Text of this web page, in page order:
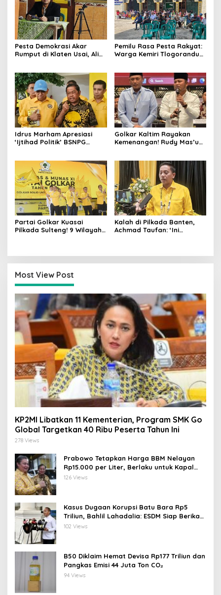
Pesta Demokrasi Akar
Rumput di Klaten Usai, Alim
Pemilu Rasa Pesta Rakyat:
Warga Kemiri Tlogorandu
Prize Menarik!
Idrus Marham Apresiasi
‘Ijtihad Politik’ BSNPG
Utama di Pemilu!
Golkar Kaltim Rayakan
Kemenangan! Rudy Mas’ud-
Partai Golkar Kuasai
Pilkada Sulteng! 9 Wilayah
Kalah di Pilkada Banten,
Achmad Taufan: ‘Ini
Most View Post
KP2MI Libatkan 11 Kementerian, Program SMK Go
Global Targetkan 40 Ribu Peserta Tahun Ini
278 Views
Prabowo Tetapkan Harga BBM Nelayan
Rp15.000 per Liter, Berlaku untuk Kapal
30-200 GT
126 Views
Kasus Dugaan Korupsi Batu Bara Rp5
Triliun, Bahlil Lahadalia: ESDM Siap Berikan
Data
102 Views
B50 Diklaim Hemat Devisa Rp177 Triliun dan
Pangkas Emisi 44 Juta Ton CO₂
94 Views